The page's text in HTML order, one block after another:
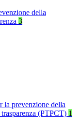
della
3
la prevenzione della
(PTPCT) 1